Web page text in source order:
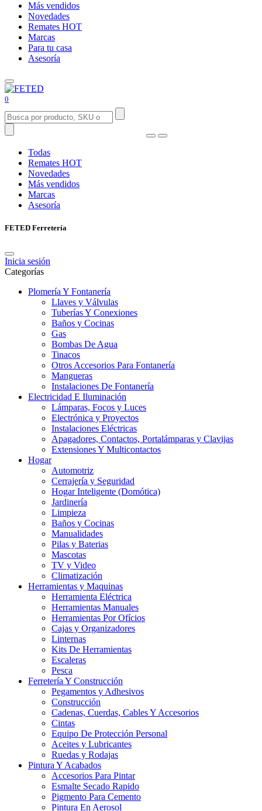
Más vendidos
Novedades
Remates HOT
Marcas
Para tu casa
Asesoría
0
Todas
Remates HOT
Novedades
Más vendidos
Marcas
Asesoría
FETED Ferretería
Inicia sesión
Categorías
Plomería Y Fontanería
Llaves y Válvulas
Tuberías Y Conexiones
Baños y Cocinas
Gas
Bombas De Agua
Tinacos
Otros Accesorios Para Fontanería
Mangueras
Instalaciones De Fontanería
Electricidad E Iluminación
Lámparas, Focos y Luces
Electrónica y Proyectos
Instalaciones Eléctricas
Apagadores, Contactos, Portalámparas y Clavijas
Extensiones Y Multicontactos
Hogar
Automotriz
Cerrajería y Seguridad
Hogar Inteligente (Domótica)
Jardinería
Limpieza
Baños y Cocinas
Manualidades
Pilas y Baterias
Mascotas
TV y Video
Climatización
Herramientas y Maquinas
Herramienta Eléctrica
Herramientas Manuales
Herramientas Por Ofícios
Cajas y Organizadores
Linternas
Kits De Herramientas
Escaleras
Pesca
Ferretería Y Construcción
Pegamentos y Adhesivos
Construcción
Cadenas, Cuerdas, Cables Y Accesorios
Cintas
Equipo De Protección Personal
Aceites y Lubricantes
Ruedas y Rodajas
Pintura Y Acabados
Accesorios Para Pintar
Esmalte Secado Rapido
Pigmento Para Cemento
Pintura En Aerosol